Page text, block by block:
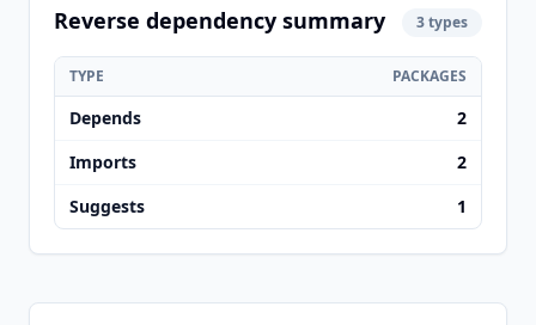
Reverse dependency summary 3 types
TYPE PACKAGES
Depends
2
Imports
2
Suggests
1